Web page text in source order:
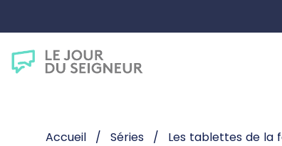
Accueil Séries Les tablettes de la